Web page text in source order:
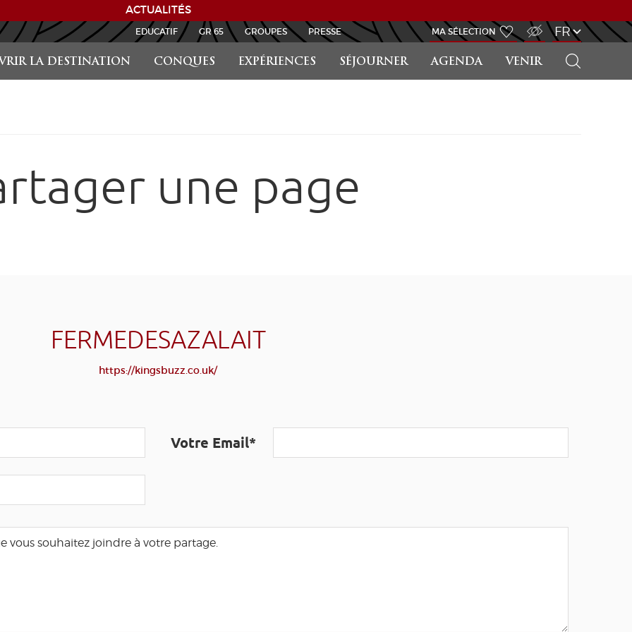
ACTUALITÉS
LA DESTINATION CONQUES EXPÉRIENCES SÉJOURNER AGENDA VENIR
EDUCATIF GR 65 GROUPES PRESSE MA SÉLECTION FR
une page
FERMEDESAZALAIT
https://kingsbuzz.co.uk/
Votre Email*